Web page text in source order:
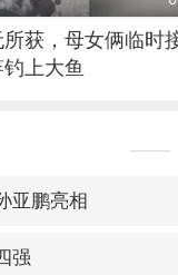
获，母女俩临时
上大鱼
亚鹏亮相
强